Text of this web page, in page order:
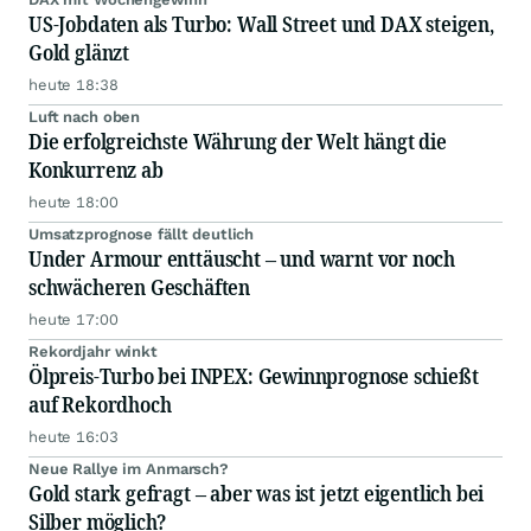
US-Jobdaten als Turbo: Wall Street und DAX steigen,
Gold glänzt
heute 18:38
Luft nach oben
Die erfolgreichste Währung der Welt hängt die
Konkurrenz ab
heute 18:00
Umsatzprognose fällt deutlich
Under Armour enttäuscht – und warnt vor noch
schwächeren Geschäften
heute 17:00
Rekordjahr winkt
Ölpreis-Turbo bei INPEX: Gewinnprognose schießt
auf Rekordhoch
heute 16:03
Neue Rallye im Anmarsch?
Gold stark gefragt – aber was ist jetzt eigentlich bei
Silber möglich?